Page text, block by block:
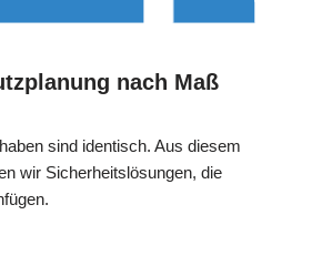
nach Maß
sind identisch. Aus diesem
wir Sicherheitslösungen, die